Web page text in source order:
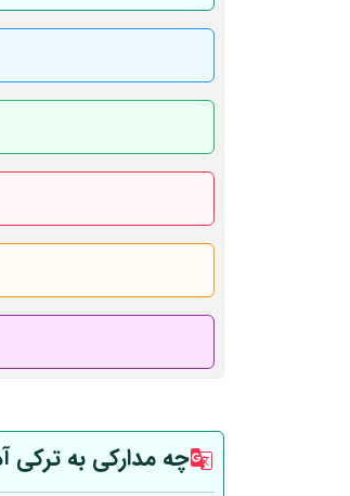
چه مدارکی به ترکی